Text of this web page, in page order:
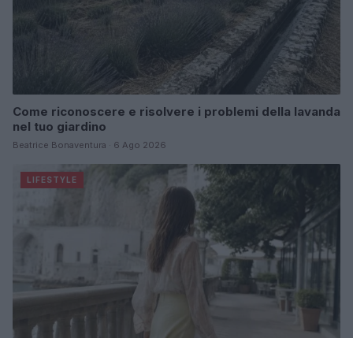
Come riconoscere e risolvere i problemi della lavanda
nel tuo giardino
Beatrice Bonaventura · 6 Ago 2026
LIFESTYLE